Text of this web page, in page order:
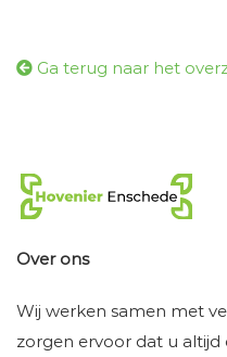
Ga terug naar het
Over ons
Wij werken samen met
zorgen ervoor dat u altijd